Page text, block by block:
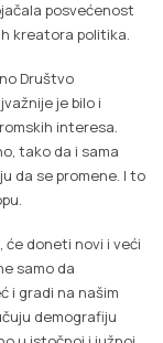
posvećenost
kreatora politika.
Društvo
je bilo i
interesa.
tako da i sama
da se promene. I to
će doneti novi i veći
samo da
i gradi na našim
demografiju